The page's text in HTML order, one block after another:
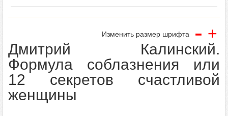
Изменить размер шрифта - +
Дмитрий Калинский.
Формула соблазнения или
12 секретов счастливой
женщины